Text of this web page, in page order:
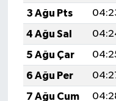
3 Ağu Pts
4 Ağu Sal
5 Ağu Çar
6 Ağu Per
7 Ağu Cum